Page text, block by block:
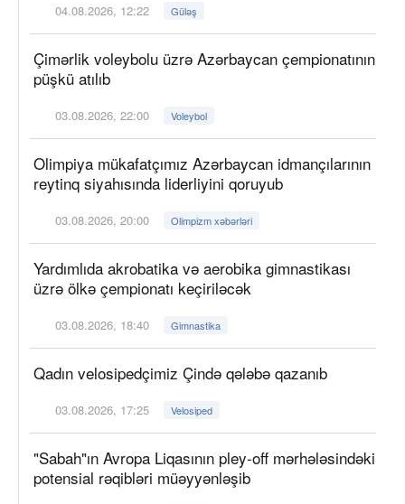
04.08.2026, 12:22 Güləş
Çimərlik voleybolu üzrə Azərbaycan çempionatının
püşkü atılıb
03.08.2026, 22:00 Voleybol
Olimpiya mükafatçımız Azərbaycan idmançılarının
reytinq siyahısında liderliyini qoruyub
03.08.2026, 20:00 Olimpizm xəbərləri
Yardımlıda akrobatika və aerobika gimnastikası
üzrə ölkə çempionatı keçiriləcək
03.08.2026, 18:40 Gimnastika
Qadın velosipedçimiz Çində qələbə qazanıb
03.08.2026, 17:25 Velosiped
"Sabah"ın Avropa Liqasının pley-off mərhələsindəki
potensial rəqibləri müəyyənləşib